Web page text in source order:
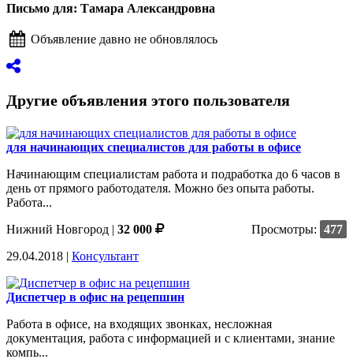
Письмо для: Тамара Александровна
Объявление давно не обновлялось
Другие объявления этого пользователя
для начинающих специалистов для работы в офисе
Начинающим специалистам работа и подработка до 6 часов в
день от прямого работодателя. Можно без опыта работы.
Работа...
Нижний Новгород | 32 000 Просмотры: 477
29.04.2018 | Консультант
Диспетчер в офис на рецепшин
Работа в офисе, на входящих звонках, несложная
документация, работа с информацией и с клиентами, знание
компь...